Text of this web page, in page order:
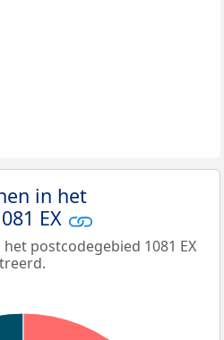
in het
EX
postcodegebied 1081 EX